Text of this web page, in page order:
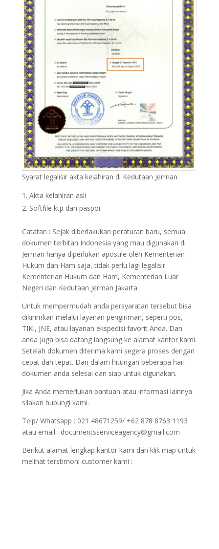
Syarat legalisir akta kelahiran di Kedutaan Jerman
Akta kelahiran asli
Softfile ktp dan paspor
Catatan : Sejak diberlakukan peraturan baru, semua
dokumen terbitan Indonesia yang mau digunakan di
Jerman hanya diperlukan apostile oleh Kementerian
Hukum dan Ham saja, tidak perlu lagi legalisir
Kementerian Hukum dan Ham, Kementerian Luar
Negeri dan Kedutaan Jerman Jakarta
Untuk mempermudah anda persyaratan tersebut bisa
dikirimkan melalui layanan pengiriman, seperti pos,
TIKI, JNE, atau layanan ekspedisi favorit Anda. Dan
anda juga bisa datang langsung ke alamat kantor kami.
Setelah dokumen diterima kami segera proses dengan
cepat dan tepat. Dan dalam hitungan beberapa hari
dokumen anda selesai dan siap untuk digunakan.
Jika Anda memerlukan bantuan atau informasi lainnya
silakan hubungi kami.
Telp/ Whatsapp : 021 48671259/ +62 878 8763 1193
atau email : documentsserviceagency@gmail.com
Berikut alamat lengkap kantor kami dan klik map untuk
melihat terstimoni customer kami :